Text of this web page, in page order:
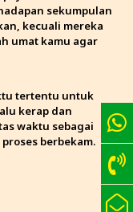
sekumpulan
kecuali mereka
umat kamu agar
tertentu untuk
kerap dan
waktu sebagai
berbekam.